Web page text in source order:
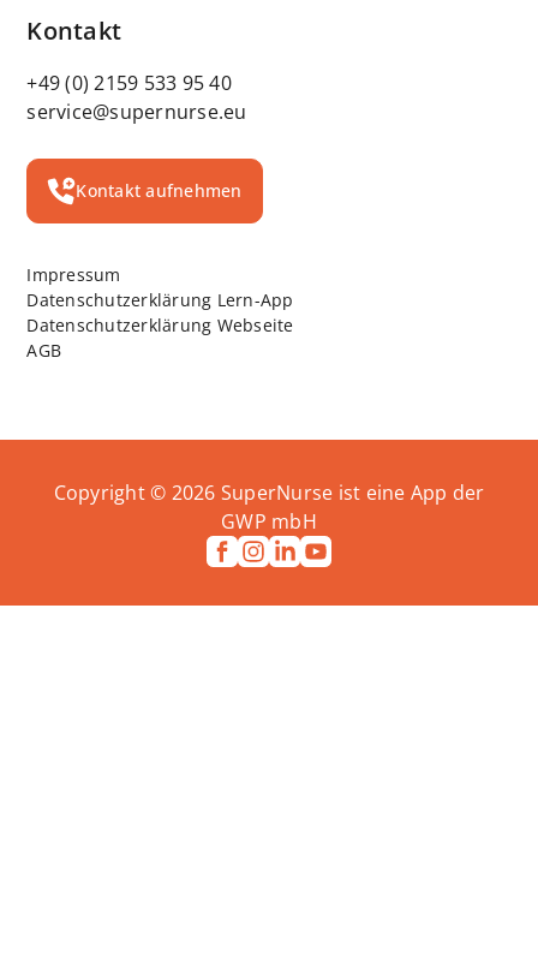
Kontakt
+49 (0) 2159 533 95 40
service@supernurse.eu
Kontakt aufnehmen
Impressum
Datenschutzerklärung Lern-App
Datenschutzerklärung Webseite
AGB
Copyright © 2026 SuperNurse ist eine App der
GWP mbH